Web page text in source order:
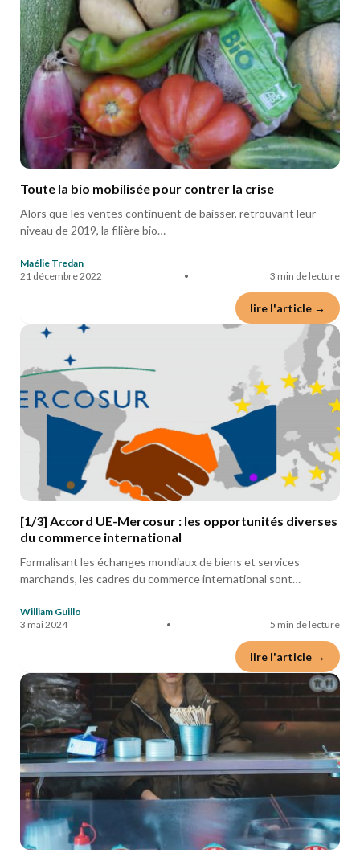
Toute la bio mobilisée pour contrer la crise
Alors que les ventes continuent de baisser, retrouvant leur
niveau de 2019, la filière bio…
Maélie Tredan
21 décembre 2022
• 3 min de lecture
lire l'article →
[1/3] Accord UE-Mercosur : les opportunités diverses
du commerce international
Formalisant les échanges mondiaux de biens et services
marchands, les cadres du commerce international sont…
William Guillo
3 mai 2024
• 5 min de lecture
lire l'article →